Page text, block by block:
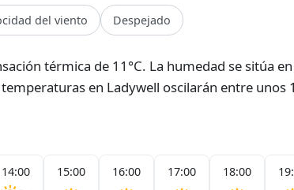
del viento Despejado
térmica de 11°C. La humedad se sitúa
en Ladywell oscilarán entre unos
14:00 15:00 16:00 17:00 18:00